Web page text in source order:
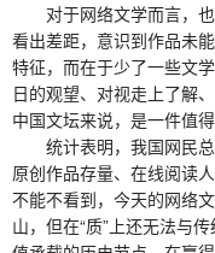
对于网络文学而言，也
看出差距，意识到作品未
特征，而在于少了一些文
日的观望、对视走上了解
中国文坛来说，是一件值得
统计表明，我国网民总
原创作品存量、在线阅读
不能不看到，今天的网络
山，但在“质”上还无法与